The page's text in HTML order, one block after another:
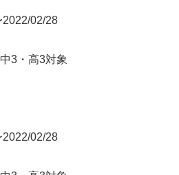
02/28
3・高3対象
02/28